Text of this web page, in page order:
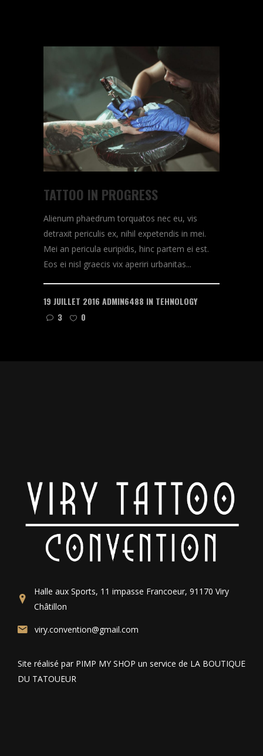
TATTOO IN PROGRESS
Alienum phaedrum torquatos nec eu, vis
detraxit periculis ex, nihil expetendis in mei.
Mei an pericula euripidis, hinc partem ei est.
Eos ei nisl graecis vix aperiri urbanitas...
19 JUILLET 2016 ADMIN6488 IN TEHNOLOGY
3
0
Halle aux Sports, 11 impasse Francoeur, 91170 Viry
Châtillon
viry.convention@gmail.com
Site réalisé par PIMP MY SHOP un service de LA BOUTIQUE
DU TATOUEUR